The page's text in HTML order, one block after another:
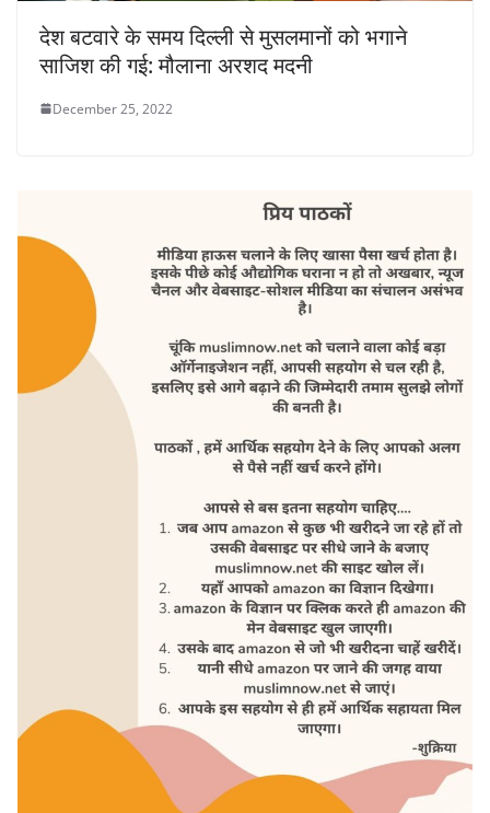
देश बटवारे के समय दिल्ली से मुसलमानों को भगाने
साजिश की गई: मौलाना अरशद मदनी
December 25, 2022